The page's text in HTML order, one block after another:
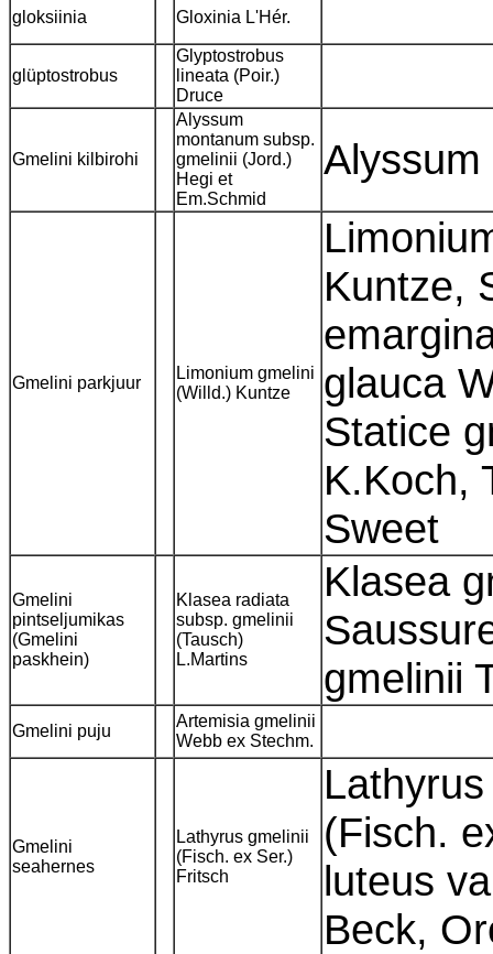
gloksiinia Gloxinia L'Hér.
glüptostrobus
Glyptostrobus
lineata (Poir.)
Druce
Gmelini kilbirohi
Alyssum
montanum subsp.
gmelinii (Jord.)
Hegi et
Em.Schmid
Gmelini parkjuur
Limonium gmelini
(Willd.) Kuntze
Kuntze,
glauca
Statice
K.Koch,
Sweet
Gmelini
pintseljumikas
(Gmelini
paskhein)
Klasea radiata
subsp. gmelinii
(Tausch)
L.Martins
Klasea
gmelinii
Gmelini puju
Artemisia gmelinii
Webb ex Stechm.
Gmelini
seahernes
Lathyrus gmelinii
(Fisch. ex Ser.)
Fritsch
(Fisch.
luteus
Beck,